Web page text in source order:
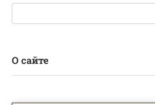
Поиск:
О сайте